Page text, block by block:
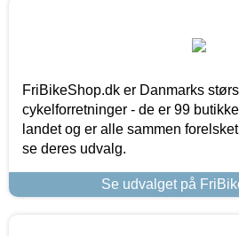
FriBikeShop.dk er Danmarks
cykelforretninger - de er 99
landet og er alle sammen
se deres udvalg.
Se udvalget på